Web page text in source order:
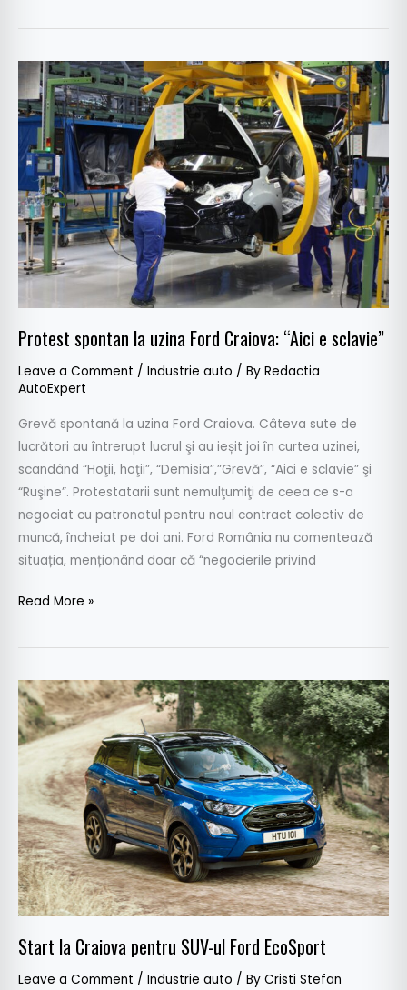
Protest spontan la uzina Ford Craiova: “Aici e sclavie”
Leave a Comment / Industrie auto / By Redactia
AutoExpert
Grevă spontană la uzina Ford Craiova. Câteva sute de
lucrători au întrerupt lucrul şi au ieșit joi în curtea uzinei,
scandând “Hoţii, hoţii”, “Demisia”,”Grevă”, “Aici e sclavie” şi
“Ruşine”. Protestatarii sunt nemulţumiţi de ceea ce s-a
negociat cu patronatul pentru noul contract colectiv de
muncă, încheiat pe doi ani. Ford România nu comentează
situația, menționând doar că “negocierile privind
Protest
spontan
la
uzina
Ford
Craiova:
“Aici
e
sclavie”
Read More »
Start la Craiova pentru SUV-ul Ford EcoSport
Leave a Comment / Industrie auto / By Cristi Stefan
Start
la
Craiova
pentru
SUV-
Ford
EcoSport